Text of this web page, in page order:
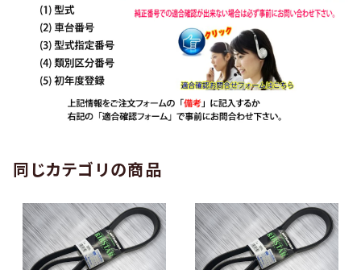
同じカテゴリの商品